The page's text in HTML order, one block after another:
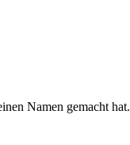
Namen gemacht hat.